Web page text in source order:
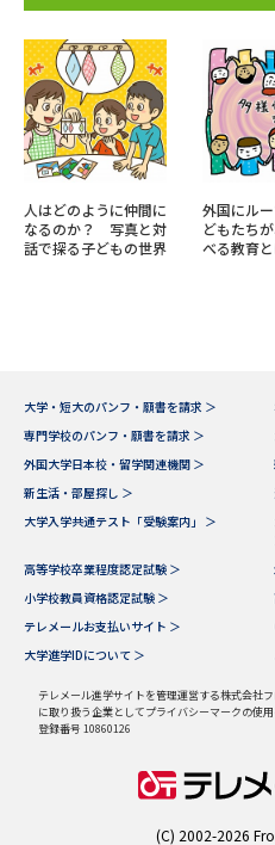
人はどのように仲間に
なるのか？ 写真と対
話で探る子どもの世界
外国にル
どもたち
べる教育
大学・短大のパンフ・願書を請求 ＞
専門学校のパンフ・願書を請求 ＞
外国大学日本校・留学関連機関 ＞
新生活・部屋探し ＞
大学入学共通テスト「受験案内」 ＞
高等学校卒業程度認定試験 ＞
小学校教員資格認定試験 ＞
テレメールお支払いサイト ＞
大学進学IDについて ＞
テレメール進学サイトを管理運営する株式会社
に取り扱う企業としてプライバシーマークの使用
登録番号 10860126
(C) 2002-2026